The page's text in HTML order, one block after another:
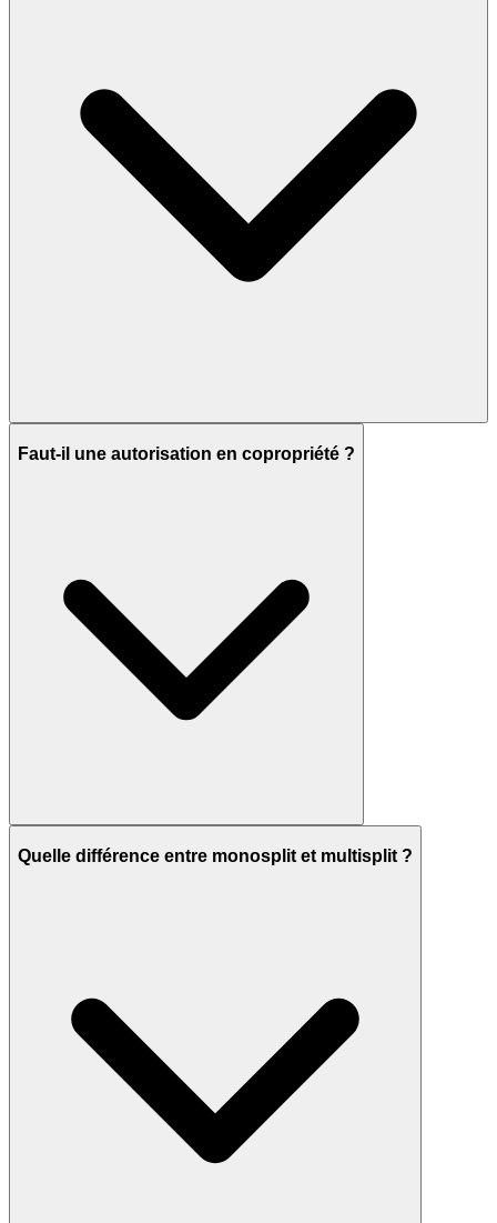
Faut-il une autorisation en copropriété ?
Quelle différence entre monosplit et multisplit ?